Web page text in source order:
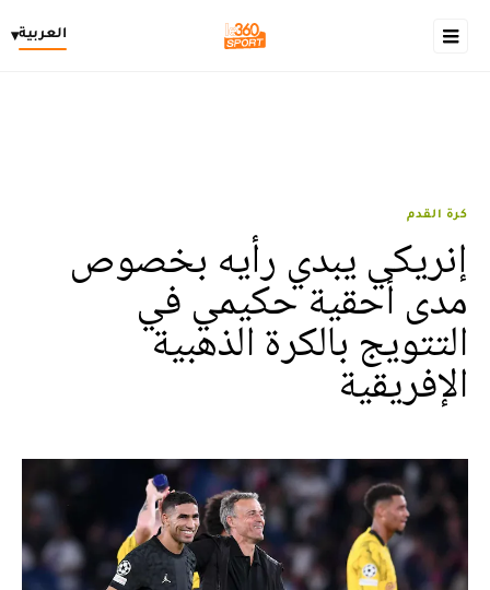
العربية▾
كرة القدم
إنريكي يبدي رأيه بخصوص
مدى أحقية حكيمي في
التتويج بالكرة الذهبية
الإفريقية